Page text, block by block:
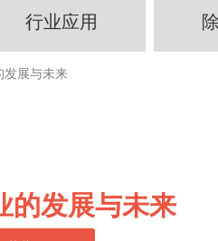
行业应用
发展与未来
的发展与未来